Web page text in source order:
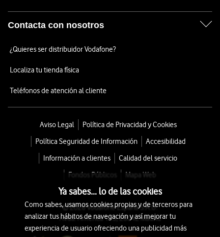
Contacta con nosotros
¿Quieres ser distribuidor Vodafone?
Localiza tu tienda física
Teléfonos de atención al cliente
Aviso Legal
Política de Privacidad y Cookies
Política Seguridad de Información
Accesibilidad
Información a clientes
Calidad del servicio
Fondos Públicos
Mapa Web
© 2026 Vodafone España S.A.U.
Avda. América 115, 28042 Madrid
Ya sabes... lo de las cookies
Como sabes, usamos cookies propias y de terceros para
analizar tus hábitos de navegación y así mejorar tu
experiencia de usuario ofreciendo una publicidad más